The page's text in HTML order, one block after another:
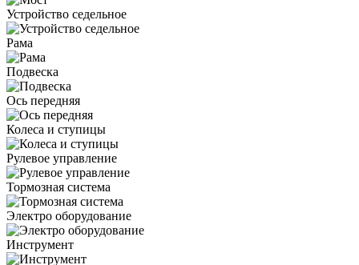
Устройство седельное
Рама
Подвеска
Ось передняя
Колеса и ступицы
Рулевое управление
Тормозная система
Электро оборудование
Инструмент